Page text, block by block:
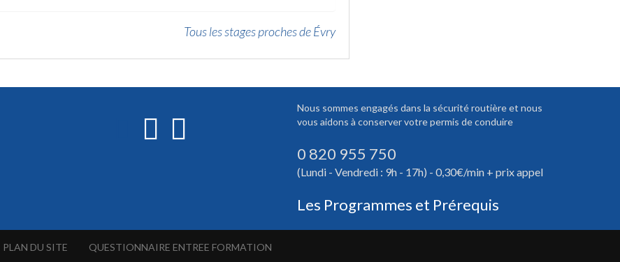
Tous les stages proches de Évry
Nous sommes engagés dans la sécurité routière et nous
vous aidons à conserver votre permis de conduire
0 820 955 750
(Lundi - Vendredi : 9h - 17h) - 0,30€/min + prix appel
Les Programmes et Prérequis
PLAN DU SITE QUESTIONNAIRE ENTREE FORMATION